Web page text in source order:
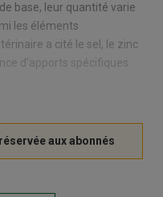
base, leur quantité varie
les éléments
a cité le sel, le zinc
d’apports spécifiques.